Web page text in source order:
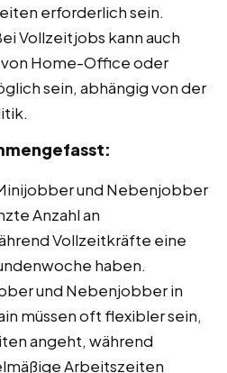
erforderlich sein.
Vollzeitjobs kann auch
Home-Office oder
sein, abhängig von der
und Nebenjobber
Anzahl an
Vollzeitkräfte eine
haben.
und Nebenjobber in
müssen oft flexibler sein,
angeht, während
Arbeitszeiten